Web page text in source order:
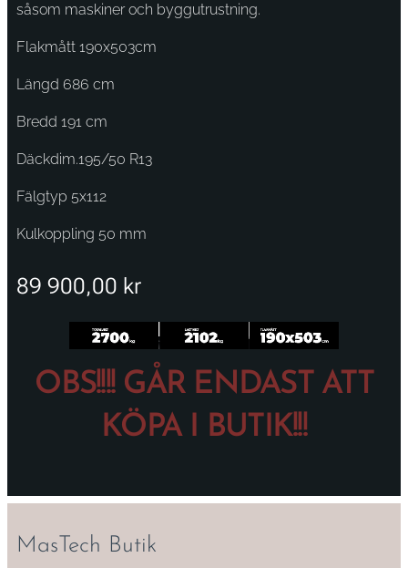
såsom maskiner och byggutrustning.
Flakmått 190x503cm
Längd 686 cm
Bredd 191 cm
Däckdim.195/50 R13
Fälgtyp 5x112
Kulkoppling 50 mm
89 900,00 kr
OBS!!!! GÅR ENDAST ATT
KÖPA I BUTIK!!!
MasTech Butik